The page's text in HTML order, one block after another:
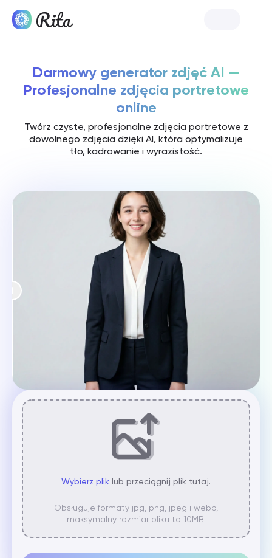
Darmowy generator zdjęć AI —
Profesjonalne zdjęcia portretowe
online
Twórz czyste, profesjonalne zdjęcia portretowe z
dowolnego zdjęcia dzięki AI, która optymalizuje
tło, kadrowanie i wyrazistość.
Wybierz plik lub przeciągnij plik tutaj.
Obsługuje formaty jpg, png, jpeg i webp,
maksymalny rozmiar pliku to 10MB.